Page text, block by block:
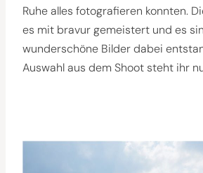
Ruhe alles fotografieren konnten.
es mit bravur gemeistert und es
wunderschöne Bilder dabei
Auswahl aus dem Shoot steht ihr